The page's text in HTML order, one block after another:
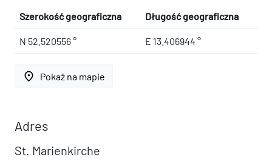
Szerokość geograficzna Długość geograficzna
N 52.520556 ° E 13.406944 °
place Pokaż na mapie
Adres
St. Marienkirche